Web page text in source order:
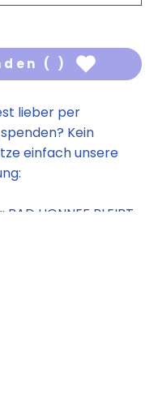
( )
lieber per
Kein
einfach unsere
HONNEF BLEIBT